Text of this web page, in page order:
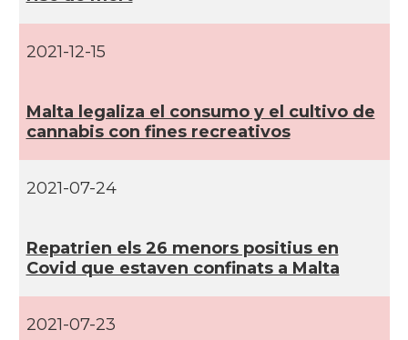
2021-12-15
Malta legaliza el consumo y el cultivo de
cannabis con fines recreativos
2021-07-24
Repatrien els 26 menors positius en
Covid que estaven confinats a Malta
2021-07-23